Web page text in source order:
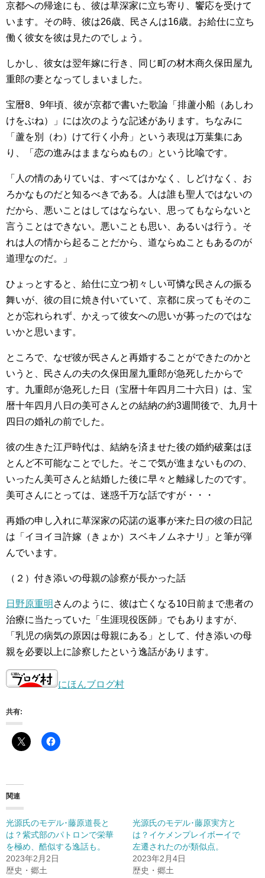
京都への帰途にも、彼は草深家に立ち寄り、饗応を受けて
います。その時、彼は26歳、民さんは16歳。お給仕に立ち
働く彼女を彼は見たのでしょう。
しかし、彼女は翌年嫁に行き、同じ町の材木商久保田屋九
重郎の妻となってしまいました。
宝暦8、9年頃、彼が京都で書いた歌論「排蘆小船（あしわ
けをぶね）」には次のような記述があります。ちなみに
「蘆を別（わ）けて行く小舟」という表現は万葉集にあ
り、「恋の進みはままならぬもの」という比喩です。
「人の情のありていは、すべてはかなく、しどけなく、お
ろかなものだと知るべきである。人は誰も聖人ではないの
だから、悪いことはしてはならない、思ってもならないと
言うことはできない。悪いことも思い、あるいは行う。そ
れは人の情から起ることだから、道ならぬこともあるのが
道理なのだ。」
ひょっとすると、給仕に立つ初々しい可憐な民さんの振る
舞いが、彼の目に焼き付いていて、京都に戻ってもそのこ
とが忘れられず、かえって彼女への思いが募ったのではな
いかと思います。
ところで、なぜ彼が民さんと再婚することができたのかと
いうと、民さんの夫の久保田屋九重郎が急死したからで
す。九重郎が急死した日（宝暦十年四月二十六日）は、宝
暦十年四月八日の美可さんとの結納の約3週間後で、九月十
四日の婚礼の前でした。
彼の生きた江戸時代は、結納を済ませた後の婚約破棄はほ
とんど不可能なことでした。そこで気が進まないものの、
いったん美可さんと結婚した後に早々と離縁したのです。
美可さんにとっては、迷惑千万な話ですが・・・
再婚の申し入れに草深家の応諾の返事が来た日の彼の日記
は「イヨイヨ許嫁（きょか）スベキノムネナリ」と筆が弾
んでいます。
（２）付き添いの母親の診察が長かった話
日野原重明 さんのように、彼は亡くなる10日前まで患者の
治療に当たっていた「生涯現役医師」でもありますが、
「乳児の病気の原因は母親にある」として、付き添いの母
親を必要以上に診察したという逸話があります。
にほんブログ村
共有:
関連
光源氏のモデル･藤原道長と
は？紫式部のパトロンで栄華
を極め、酷似する逸話も。
2023年2月2日
歴史・郷土
光源氏のモデル･藤原実方と
は？イケメンプレイボーイで
左遷されたのが類似点。
2023年2月4日
歴史・郷土